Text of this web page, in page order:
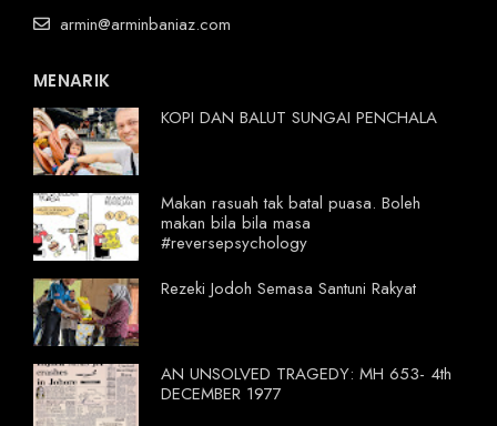
armin@arminbaniaz.com
MENARIK
KOPI DAN BALUT SUNGAI PENCHALA
Makan rasuah tak batal puasa. Boleh
makan bila bila masa
#reversepsychology
Rezeki Jodoh Semasa Santuni Rakyat
AN UNSOLVED TRAGEDY: MH 653- 4th
DECEMBER 1977